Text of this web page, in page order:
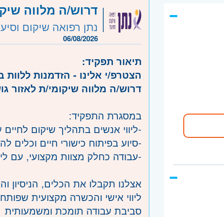
דרוש/ה מלווה
נתן רפואה שיקום
06/08/2026
תיאור תפקיד:
הצטרפ/י אלינו - הזדמנות
דרוש/ה מלווה שיקומי/ת לאזור
במסגרת התפקיד:
-ליווי אנשים בתהליך שיקום
-סיוע בפיתוח כישורי חיים וכלים
-עבודה כחלק מצוות מקצועי, עם
אצלנו תקבלו את הכלים, הניסיון
ליווי אישי והכשרה מקצועית
סביבת עבודה תומכת ומשמעותית